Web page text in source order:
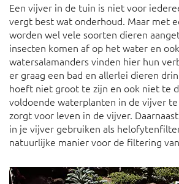
Een vijver in de tuin is niet voor
vergt best wat onderhoud. Maar met
worden wel vele soorten dieren
insecten komen af op het water en
watersalamanders vinden hier hun
er graag een bad en allerlei dieren
hoeft niet groot te zijn en ook niet te
voldoende waterplanten in de vijver
zorgt voor leven in de vijver.
in je vijver gebruiken als
natuurlijke manier voor de filtering